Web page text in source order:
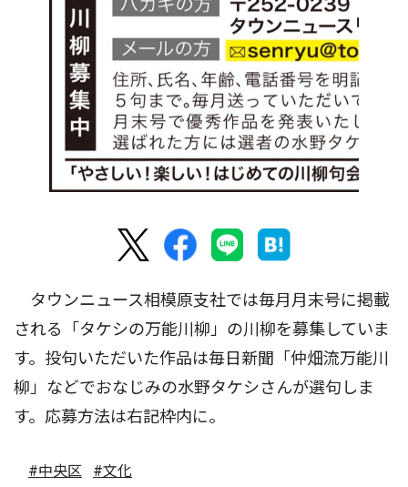
タウンニュース相模原支社では毎月月末号に掲載
される「タケシの万能川柳」の川柳を募集していま
す。投句いただいた作品は毎日新聞「仲畑流万能川
柳」などでおなじみの水野タケシさんが選句しま
す。応募方法は右記枠内に。
#中央区 #文化